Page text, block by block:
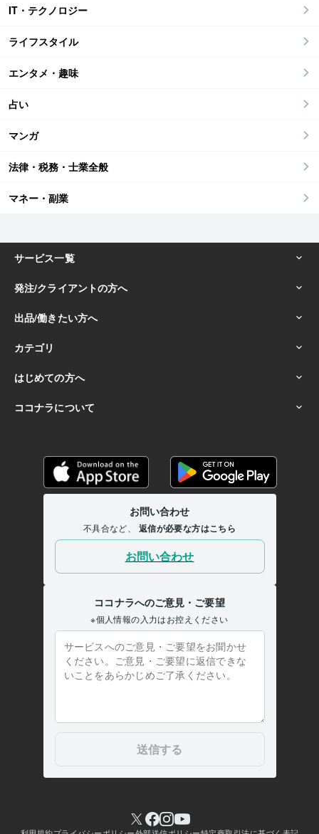
IT・テクノロジー
ライフスタイル
エンタメ・趣味
占い
マンガ
法律・税務・士業全般
マネー・副業